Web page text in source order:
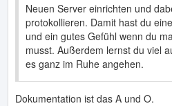
Neuen Server einrichten und
protokollieren. Damit hast du
und ein gutes Gefühl wenn du
musst. Außerdem lernst du viel
es ganz im Ruhe angehen.
Dokumentation ist das A und O.